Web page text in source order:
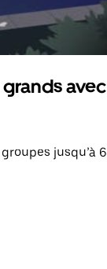
avec
jusqu’à 6